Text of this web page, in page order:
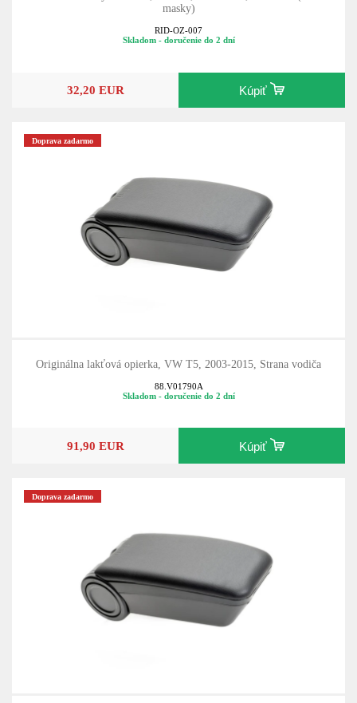
masky)
RID-OZ-007
Skladom - doručenie do 2 dní
32,20 EUR Kúpiť
Doprava zadarmo
Originálna lakťová opierka, VW T5, 2003-2015, Strana vodiča
88.V01790A
Skladom - doručenie do 2 dní
91,90 EUR Kúpiť
Doprava zadarmo